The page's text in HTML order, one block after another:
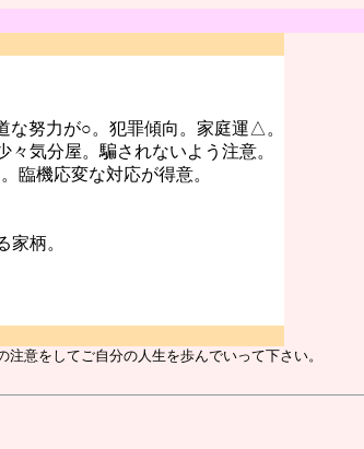
な努力が○。犯罪傾向。家庭運△。
気分屋。騙されないよう注意。
臨機応変な対応が得意。
柄。
意をしてご自分の人生を歩んでいって下さい。